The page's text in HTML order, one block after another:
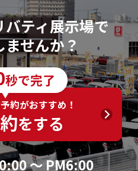
ティ展示場で
せんか？
秒で完了
約がおすすめ！
をする
～ PM6:00